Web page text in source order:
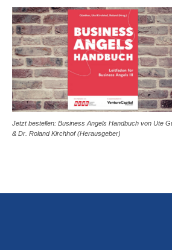
Jetzt bestellen: Business Angels Handbuch von Ute
& Dr. Roland Kirchhof (Herausgeber)